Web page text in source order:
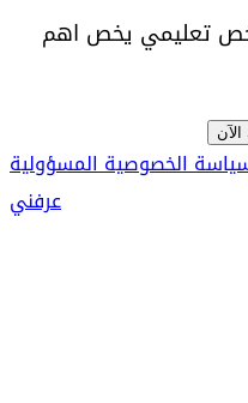
تعليمي يخص اهم
الخصوصيةالمسؤولية
عرفني